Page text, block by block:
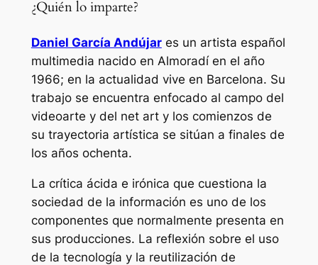
¿Quién lo imparte?
Daniel García Andújares un artista español
multimedia nacido en Almoradí en el año
1966; en la actualidad vive en Barcelona. Su
trabajo se encuentra enfocado al campo del
videoarte y del net art y los comienzos de
su trayectoria artística se sitúan a finales de
los años ochenta.
La crítica ácida e irónica que cuestiona la
sociedad de la información es uno de los
componentes que normalmente presenta en
sus producciones. La reflexión sobre el uso
de la tecnología y la reutilización de